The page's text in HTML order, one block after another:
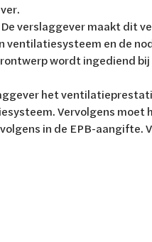
verslaggever maakt dit
en de
wordt ingediend bij
het
Vervolgens moet
in de EPB-aangifte.